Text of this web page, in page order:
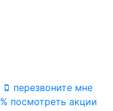
перезвоните мне
% посмотреть акции